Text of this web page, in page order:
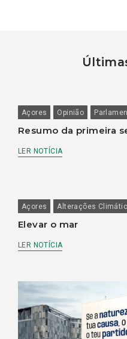
Açores Opinião
Resumo da primeira
LER NOTÍCIA
Açores Alterações
Elevar o mar
LER NOTÍCIA